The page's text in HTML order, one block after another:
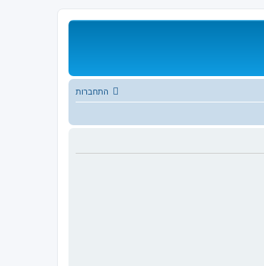
התחברות